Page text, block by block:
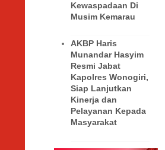
Kewaspadaan Di
Musim Kemarau
AKBP Haris
Munandar Hasyim
Resmi Jabat
Kapolres Wonogiri,
Siap Lanjutkan
Kinerja dan
Pelayanan Kepada
Masyarakat